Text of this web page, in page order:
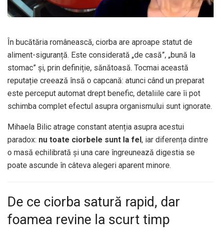
În bucătăria românească, ciorba are aproape statut de
aliment-siguranță. Este considerată „de casă”, „bună la
stomac” și, prin definiție, sănătoasă. Tocmai această
reputație creează însă o capcană: atunci când un preparat
este perceput automat drept benefic, detaliile care îi pot
schimba complet efectul asupra organismului sunt ignorate.
Mihaela Bilic atrage constant atenția asupra acestui
paradox: nu toate ciorbele sunt la fel, iar diferența dintre
o masă echilibrată și una care îngreunează digestia se
poate ascunde în câteva alegeri aparent minore.
De ce ciorba satură rapid, dar
foamea revine la scurt timp